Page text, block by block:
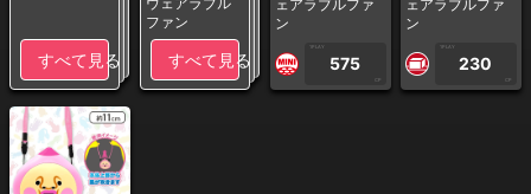
すべて見る
ファン
すべて見る
ェアラブルファ
ン
1PLAY
575
CP
ェアラブルファ
ン
1PLAY
230
CP